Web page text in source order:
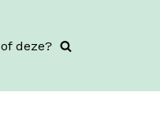
deze?